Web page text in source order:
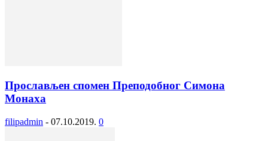
Прослављен спомен Преподобног Симона
Монаха
filipadmin - 07.10.2019. 0